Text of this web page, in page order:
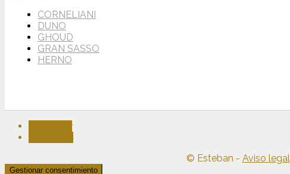
CORNELIANI
DUNO
GHOUD
GRAN SASSO
HERNO
© Esteban - Aviso legal
Gestionar consentimiento